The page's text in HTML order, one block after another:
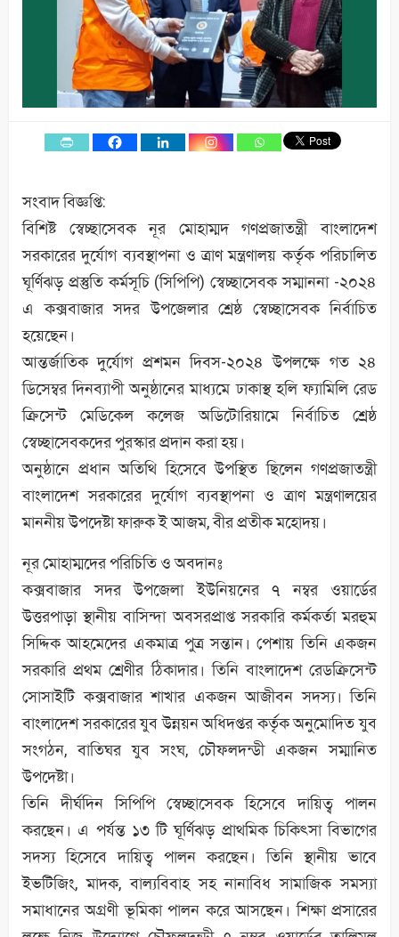
সংবাদ বিজ্ঞপ্তি:
বিশিষ্ট স্বেচ্ছাসেবক নূর মোহাম্মদ গণপ্রজাতন্ত্রী বাংলাদেশ
সরকারের দুর্যোগ ব্যবস্থাপনা ও ত্রাণ মন্ত্রণালয় কর্তৃক পরিচালিত
ঘূর্ণিঝড় প্রস্তুতি কর্মসূচি (সিপিপি) স্বেচ্ছাসেবক সম্মাননা -২০২৪
এ কক্সবাজার সদর উপজেলার শ্রেষ্ঠ স্বেচ্ছাসেবক নির্বাচিত
হয়েছেন।
আন্তর্জাতিক দুর্যোগ প্রশমন দিবস-২০২৪ উপলক্ষে গত ২৪
ডিসেম্বর দিনব্যাপী অনুষ্ঠানের মাধ্যমে ঢাকাস্থ হলি ফ্যামিলি রেড
ক্রিসেন্ট মেডিকেল কলেজ অডিটোরিয়ামে নির্বাচিত শ্রেষ্ঠ
স্বেচ্ছাসেবকদের পুরস্কার প্রদান করা হয়।
অনুষ্ঠানে প্রধান অতিথি হিসেবে উপস্থিত ছিলেন গণপ্রজাতন্ত্রী
বাংলাদেশ সরকারের দুর্যোগ ব্যবস্থাপনা ও ত্রাণ মন্ত্রণালয়ের
মাননীয় উপদেষ্টা ফারুক ই আজম, বীর প্রতীক মহোদয়।
নূর মোহাম্মদের পরিচিতি ও অবদানঃ
কক্সবাজার সদর উপজেলা ইউনিয়নের ৭ নম্বর ওয়ার্ডের
উত্তরপাড়া স্থানীয় বাসিন্দা অবসরপ্রাপ্ত সরকারি কর্মকর্তা মরহুম
সিদ্দিক আহমেদের একমাত্র পুত্র সন্তান। পেশায় তিনি একজন
সরকারি প্রথম শ্রেণীর ঠিকাদার। তিনি বাংলাদেশ রেডক্রিসেন্ট
সোসাইটি কক্সবাজার শাখার একজন আজীবন সদস্য। তিনি
বাংলাদেশ সরকারের যুব উন্নয়ন অধিদপ্তর কর্তৃক অনুমোদিত যুব
সংগঠন, বাতিঘর যুব সংঘ, চৌফলদন্ডী একজন সম্মানিত
উপদেষ্টা।
তিনি দীর্ঘদিন সিপিপি স্বেচ্ছাসেবক হিসেবে দায়িত্ব পালন
করছেন। এ পর্যন্ত ১৩ টি ঘূর্ণিঝড় প্রাথমিক চিকিৎসা বিভাগের
সদস্য হিসেবে দায়িত্ব পালন করছেন। তিনি স্থানীয় ভাবে
ইভটিজিং, মাদক, বাল্যবিবাহ সহ নানাবিধ সামাজিক সমস্যা
সমাধানের অগ্রণী ভূমিকা পালন করে আসছেন। শিক্ষা প্রসারের